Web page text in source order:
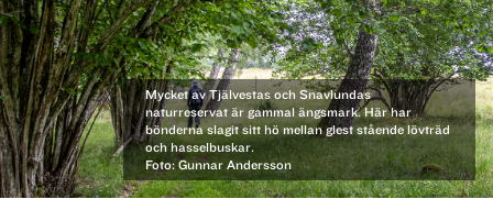
Mycket av Tjälvestas och Snavlundas
naturreservat är gammal ängsmark. Här har
bönderna slagit sitt hö mellan glest stående lövträd
och hasselbuskar.
Foto: Gunnar Andersson